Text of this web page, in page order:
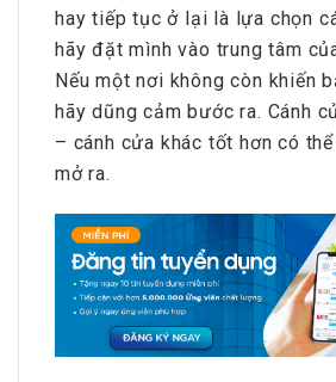
hay tiếp tục ở lại là lựa chọn
hãy đặt mình vào trung tâm
Nếu một nơi không còn khiến
hãy dũng cảm bước ra. Cánh
– cánh cửa khác tốt hơn có
mở ra.